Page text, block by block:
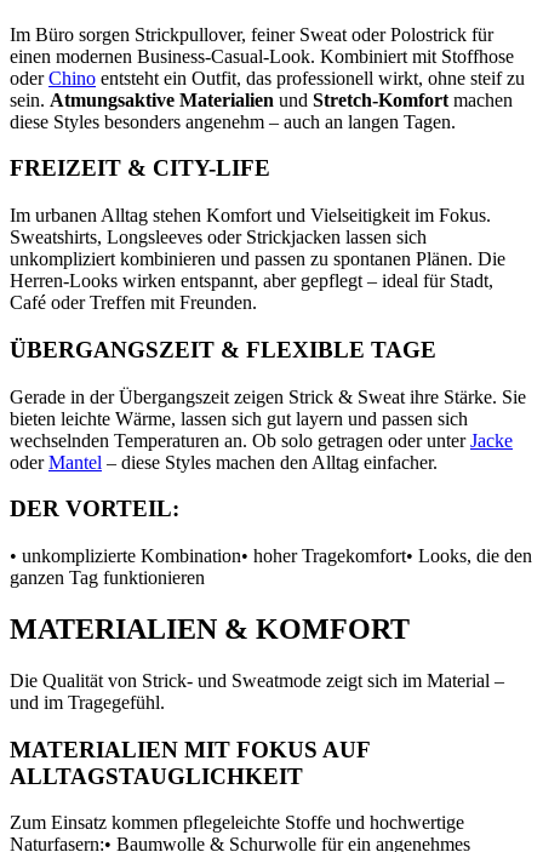
Im Büro sorgen Strickpullover, feiner Sweat oder Polostrick für
einen modernen Business-Casual-Look. Kombiniert mit Stoffhose
oderChino entsteht ein Outfit, das professionell wirkt, ohne steif zu
sein. Atmungsaktive Materialien und Stretch-Komfort machen
diese Styles besonders angenehm – auch an langen Tagen.
FREIZEIT & CITY-LIFE
Im urbanen Alltag stehen Komfort und Vielseitigkeit im Fokus.
Sweatshirts, Longsleeves oder Strickjacken lassen sich
unkompliziert kombinieren und passen zu spontanen Plänen. Die
Herren-Looks wirken entspannt, aber gepflegt – ideal für Stadt,
Café oder Treffen mit Freunden.
ÜBERGANGSZEIT & FLEXIBLE TAGE
Gerade in der Übergangszeit zeigen Strick & Sweat ihre Stärke. Sie
bieten leichte Wärme, lassen sich gut layern und passen sich
wechselnden Temperaturen an. Ob solo getragen oder unterJacke
oderMantel – diese Styles machen den Alltag einfacher.
DER VORTEIL:
• unkomplizierte Kombination• hoher Tragekomfort• Looks, die den
ganzen Tag funktionieren
MATERIALIEN & KOMFORT
Die Qualität von Strick- und Sweatmode zeigt sich im Material –
und im Tragegefühl.
MATERIALIEN MIT FOKUS AUF
ALLTAGSTAUGLICHKEIT
Zum Einsatz kommen pflegeleichte Stoffe und hochwertige
Naturfasern:• Baumwolle & Schurwolle für ein angenehmes